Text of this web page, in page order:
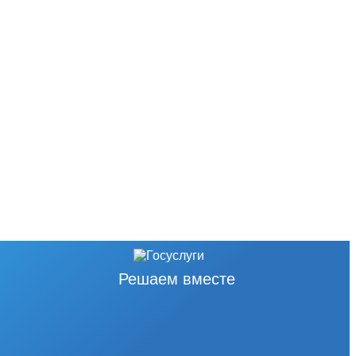
Решаем вместе